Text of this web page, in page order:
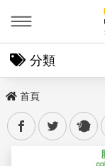
分類
首頁
facebooktwitter plurk